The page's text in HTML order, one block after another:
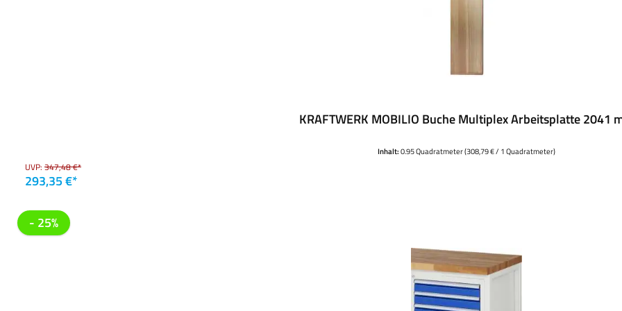
KRAFTWERK MOBILIO Buche Multiplex Arbeitsplatte 2041
Inhalt:0.95 Quadratmeter(308,79 € / 1 Quadratmeter)
UVP: 347,48 €*
293,35 €*
- 25%